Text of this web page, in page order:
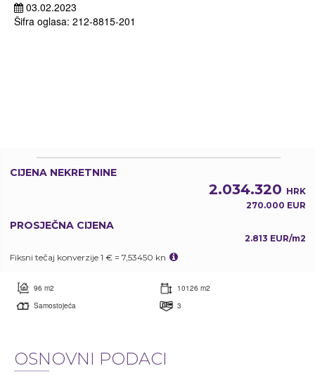
03.02.2023
Šifra oglasa: 212-8815-201
CIJENA NEKRETNINE
2.034.320 HRK
270.000 EUR
PROSJEČNA CIJENA
2.813 EUR/m2
Fiksni tečaj konverzije 1 € = 7,53450 kn
96 m2
10126 m2
Samostojeća
3
OSNOVNI PODACI